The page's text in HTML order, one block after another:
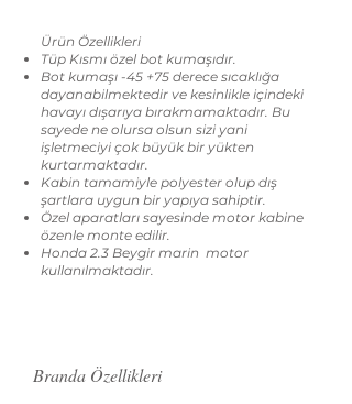
Ürün Özellikleri
Tüp Kısmı özel bot kumaşıdır.
Bot kumaşı -45 +75 derece sıcaklığa
dayanabilmektedir ve kesinlikle içindeki
havayı dışarıya bırakmamaktadır. Bu
sayede ne olursa olsun sizi yani
işletmeciyi çok büyük bir yükten
kurtarmaktadır.
Kabin tamamiyle polyester olup dış
şartlara uygun bir yapıya sahiptir.
Özel aparatları sayesinde motor kabine
özenle monte edilir.
Honda 2.3 Beygir marin motor
kullanılmaktadır.
Branda Özellikleri